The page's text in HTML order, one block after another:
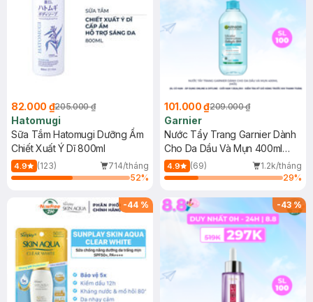
82.000 ₫205.000 ₫
Hatomugi
Sữa Tắm Hatomugi Dưỡng Ẩm
Chiết Xuất Ý Dĩ 800ml
4.9 (123)
714/tháng
52%
101.000 ₫209.000 ₫
Garnier
Nước Tẩy Trang Garnier Dành
Cho Da Dầu Và Mụn 400ml
(Mới)
4.9 (69)
1.2k/tháng
29%
-44 % -43%